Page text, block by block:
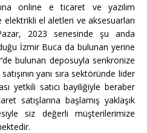
online e ticaret ve yazılım
el aletleri ve aksesuarları
2023 senesinde şu anda
İzmir Buca da bulunan yerine
bulunan deposuyla senkronize
yanı sıra sektöründe lider
yetkili satıcı bayiliğiyle beraber
satışlarına başlamış yaklaşık
siz değerli müşterilerimize